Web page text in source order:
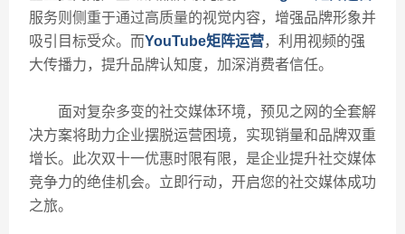
服务则侧重于通过高质量的视觉内容，增强品牌形象并
吸引目标受众。而YouTube矩阵运营，利用视频的强
大传播力，提升品牌认知度，加深消费者信任。
面对复杂多变的社交媒体环境，预见之网的全套解
决方案将助力企业摆脱运营困境，实现销量和品牌双重
增长。此次双十一优惠时限有限，是企业提升社交媒体
竞争力的绝佳机会。立即行动，开启您的社交媒体成功
之旅。